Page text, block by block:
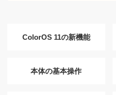
ColorOS 11の新機能
本体の基本操作